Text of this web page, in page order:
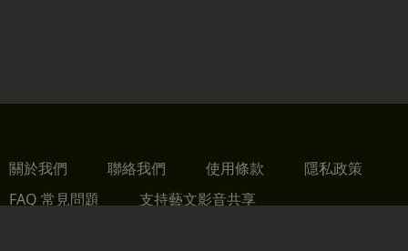
關於我們 聯絡我們 使用條款
隱私政策
FAQ 常見問題
支持藝文影音共享